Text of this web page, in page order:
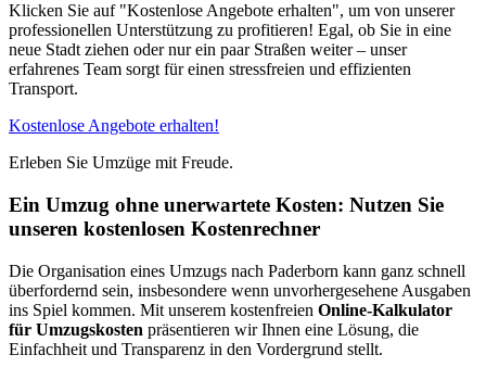
Klicken Sie auf "Kostenlose Angebote erhalten", um von unserer
professionellen Unterstützung zu profitieren! Egal, ob Sie in eine
neue Stadt ziehen oder nur ein paar Straßen weiter – unser
erfahrenes Team sorgt für einen stressfreien und effizienten
Transport.
Kostenlose Angebote erhalten!
Erleben Sie Umzüge mit Freude.
Ein Umzug ohne unerwartete Kosten: Nutzen Sie
unseren kostenlosen Kostenrechner
Die Organisation eines Umzugs nach Paderborn kann ganz schnell
überfordernd sein, insbesondere wenn unvorhergesehene Ausgaben
ins Spiel kommen. Mit unserem kostenfreien Online-Kalkulator
für Umzugskosten präsentieren wir Ihnen eine Lösung, die
Einfachheit und Transparenz in den Vordergrund stellt.